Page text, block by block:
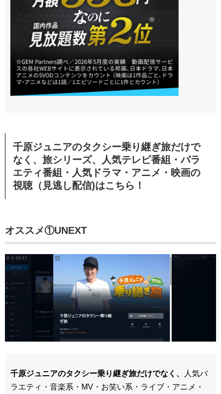
千原ジュニアのタクシー乗り継ぎ旅だけで
なく、旅シリーズ、人気テレビ番組・バラ
エティ番組・人気ドラマ・アニメ・映画の
視聴（見逃し配信)はこちら！
オススメ①UNEXT
千原ジュニアのタクシー乗り継ぎ旅だけでなく、
人気バ
ラエティ・音楽系・MV・お笑い系・ライブ・アニメ・